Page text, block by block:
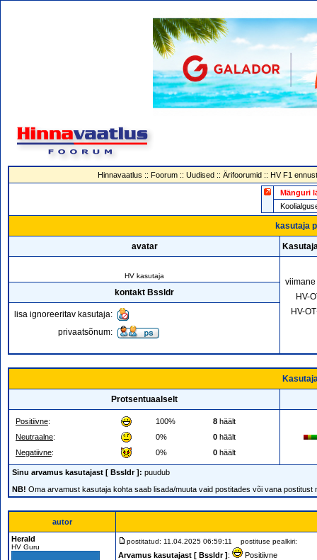
Hinnavaatlus :: Foorum:: Uudised:: Ärifoorumid:: HV F1
Mänguri
kasutaja
avatar
HV kasutaja
HV-
HV-
kontakt Bssldr
lisa ignoreeritav kasutaja:
privaatsõnum:
Protsentuaalselt
Positiivne: 100% 8 häält
Neutraalne: 0% 0 häält
Negatiivne: 0% 0 häält
Sinu arvamus kasutajast [ Bssldr ]: puudub
NB! Oma arvamust kasutaja kohta saab lisada/muuta vaid postitades või vana postitust
autor
Herald
HV Guru
postitatud: 11.04.2025 06:59:11 postituse pealkiri:
Arvamus kasutajast [ Bssldr ]: Positiivne